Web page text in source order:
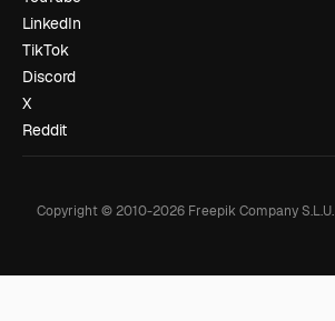
LinkedIn
TikTok
Discord
X
Reddit
Copyright © 2010-2026Freepik Company S.L.U.